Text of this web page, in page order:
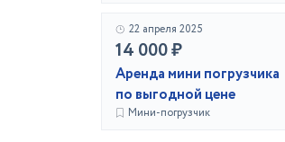
22 апреля 2025
14 000 ₽
Аренда мини погрузчика
по выгодной цене
Мини-погрузчик